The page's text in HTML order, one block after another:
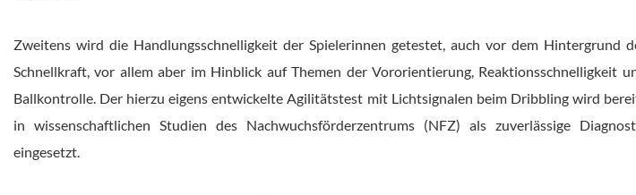
Zweitens wird die Handlungsschnelligkeit der Spielerinnen getestet, auch vor dem Hintergrund
Schnellkraft, vor allem aber im Hinblick auf Themen der Vororientierung, Reaktionsschnelligkeit
Ballkontrolle. Der hierzu eigens entwickelte Agilitätstest mit Lichtsignalen beim Dribbling wird
in wissenschaftlichen Studien des Nachwuchsförderzentrums (NFZ) als zuverlässige
eingesetzt.